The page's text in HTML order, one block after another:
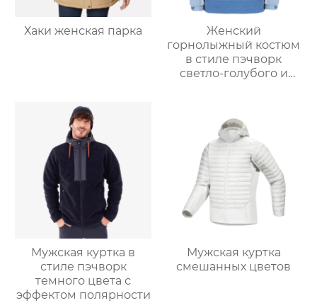
Хаки женская парка
Женский
горнолыжный костюм
в стиле пэчворк
светло-голубого и
Мужская куртка в
стиле пэчворк
темного цвета с
эффектом полярности
Мужская куртка
смешанных цветов